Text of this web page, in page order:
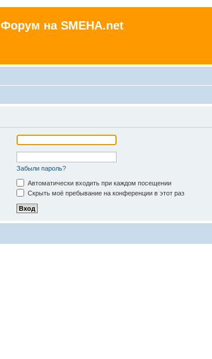
Форум на SMEHA.net
Забыли пароль?
Автоматически входить при каждом посещении
Скрыть моё пребывание на конференции в этот раз